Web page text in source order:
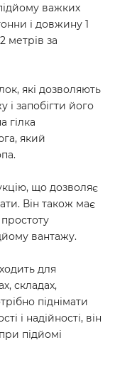
важких
і довжину 1
метрів за
які дозволяють
і запобігти його
гілка
який
що дозволяє
Він також має
вантажу.
для
складах,
піднімати
і надійності, він
підйомі